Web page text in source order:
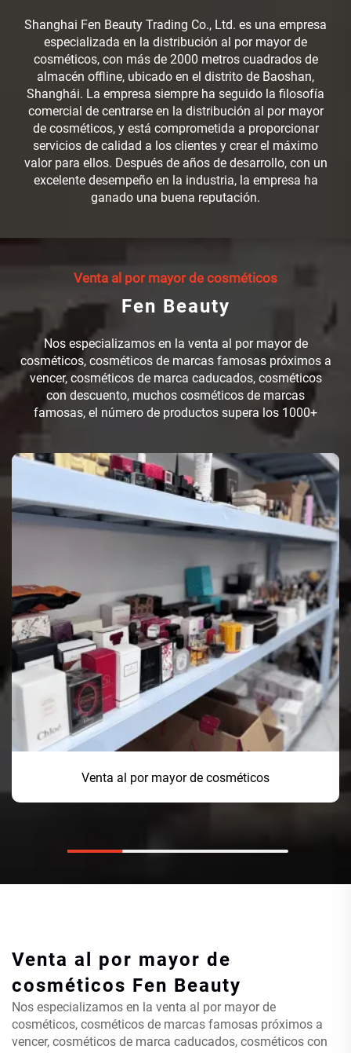
Shanghai Fen Beauty Trading Co., Ltd. es una empresa
especializada en la distribución al por mayor de
cosméticos, con más de 2000 metros cuadrados de
almacén offline, ubicado en el distrito de Baoshan,
Shanghái. La empresa siempre ha seguido la filosofía
comercial de centrarse en la distribución al por mayor
de cosméticos, y está comprometida a proporcionar
servicios de calidad a los clientes y crear el máximo
valor para ellos. Después de años de desarrollo, con un
excelente desempeño en la industria, la empresa ha
ganado una buena reputación.
Venta al por mayor de cosméticos
Fen Beauty
Nos especializamos en la venta al por mayor de
cosméticos, cosméticos de marcas famosas próximos a
vencer, cosméticos de marca caducados, cosméticos
con descuento, muchos cosméticos de marcas
famosas, el número de productos supera los 1000+
Venta al por mayor de cosméticos
Venta al por mayor de
cosméticos Fen Beauty
Nos especializamos en la venta al por mayor de
cosméticos, cosméticos de marcas famosas próximos a
vencer, cosméticos de marca caducados, cosméticos con